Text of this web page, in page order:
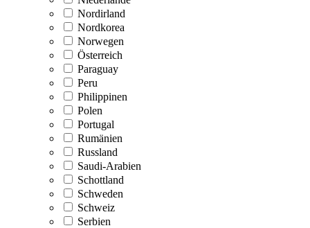
Nordirland
Nordkorea
Norwegen
Österreich
Paraguay
Peru
Philippinen
Polen
Portugal
Rumänien
Russland
Saudi-Arabien
Schottland
Schweden
Schweiz
Serbien